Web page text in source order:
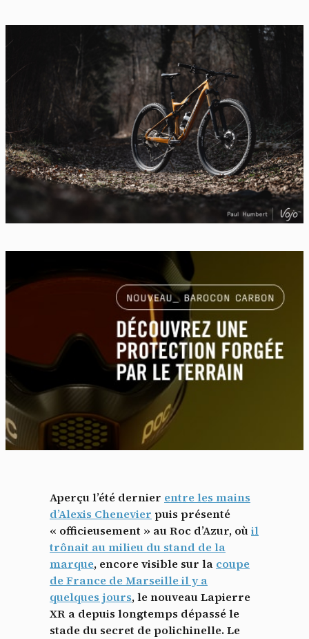
Aperçu l’été dernier entre les mains
d’Alexis Chenevier puis présenté
« officieusement » au Roc d’Azur, oùil
trônait au milieu du stand de la
marque, encore visible sur la coupe
de France de Marseille il y a
quelques jours, le nouveau Lapierre
XR a depuis longtemps dépassé le
stade du secret de polichinelle. Le